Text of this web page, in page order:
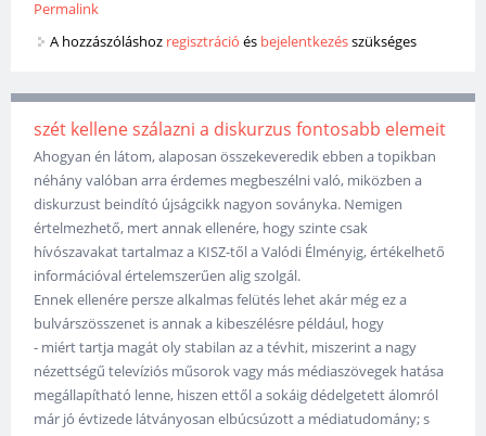
Permalink
A hozzászóláshoz regisztráció és bejelentkezésszükséges
szét kellene szálazni a diskurzus fontosabb elemeit
Ahogyan én látom, alaposan összekeveredik ebben a topikban
néhány valóban arra érdemes megbeszélni való, miközben a
diskurzust beindító újságcikk nagyon soványka. Nemigen
értelmezhető, mert annak ellenére, hogy szinte csak
hívószavakat tartalmaz a KISZ-től a Valódi Élményig, értékelhető
információval értelemszerűen alig szolgál.
Ennek ellenére persze alkalmas felütés lehet akár még ez a
bulvárszösszenet is annak a kibeszélésre például, hogy
- miért tartja magát oly stabilan az a tévhit, miszerint a nagy
nézettségű televíziós műsorok vagy más médiaszövegek hatása
megállapítható lenne, hiszen ettől a sokáig dédelgetett álomról
már jó évtizede látványosan elbúcsúzott a médiatudomány; s